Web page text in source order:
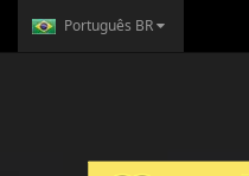
Português BR